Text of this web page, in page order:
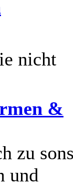
nicht
&
zu
und